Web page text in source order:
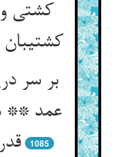
کشتی
کشتیبان و اهل و رایزن‌‌
بر سر
عمد **
1085